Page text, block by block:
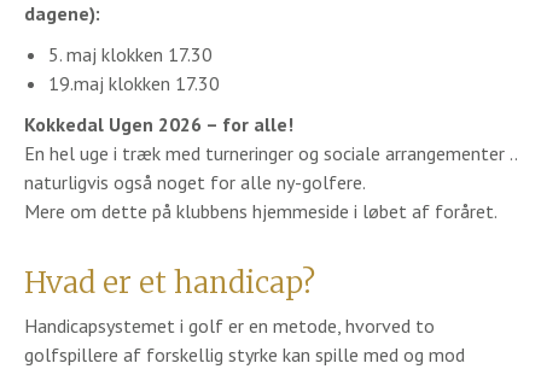
dagene):
5. maj klokken 17.30
19.maj klokken 17.30
Kokkedal Ugen 2026 – for alle!
En hel uge i træk med turneringer og sociale arrangementer ..
naturligvis også noget for alle ny-golfere.
Mere om dette på klubbens hjemmeside i løbet af foråret.
Hvad er et handicap?
Handicapsystemet i golf er en metode, hvorved to
golfspillere af forskellig styrke kan spille med og mod